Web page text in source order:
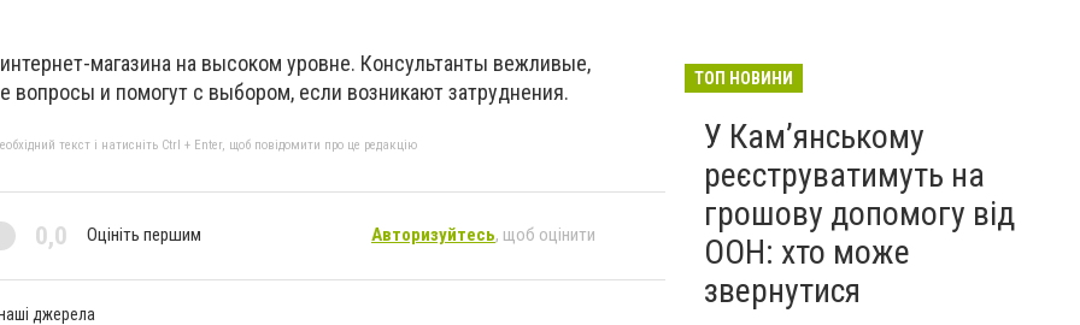
магазина на высоком уровне. Консультанты вежливые,
вопросы и помогут с выбором, если возникают затруднения.
текст і натисніть Ctrl + Enter, щоб повідомити про це редакцію
0,0 Оцініть першим Авторизуйтесь, щоб оцінити
джерела
ТОП НОВИНИ
У Кам’янському
реєструватимуть на
грошову допомогу від
ООН: хто може
звернутися